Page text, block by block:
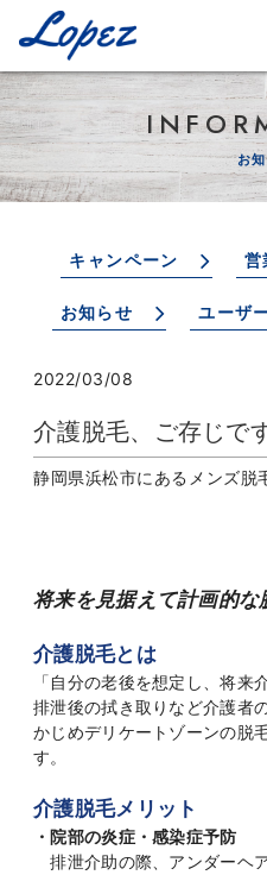
お
キャンペーン 営
お知らせ ユーザ
2022/03/08
介護脱毛、ご存じで
静岡県浜松市にあるメンズ脱
将来を見据えて計画的な
介護脱毛とは
「自分の老後を想定し、将来
排泄後の拭き取りなど介護者
かじめデリケートゾーンの脱
す。
介護脱毛メリット
・院部の炎症・感染症予防
排泄介助の際、アンダーヘ